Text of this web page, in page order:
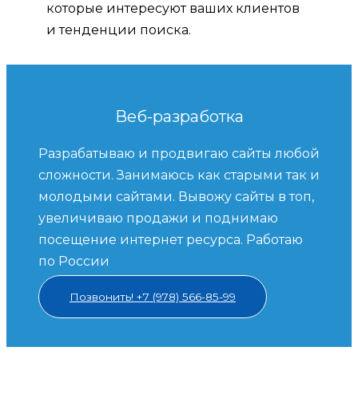
которые интересуют ваших клиентов
и тенденции поиска.
Веб-разработка
Разрабатываю и продвигаю сайты любой
сложности. Занимаюсь как старыми так и
молодыми сайтами. Вывожу сайты в топ,
увеличиваю продажи и поднимаю
посещение интернет ресурса. Работаю
по России
Позвонить! +7 (978) 566-85-99